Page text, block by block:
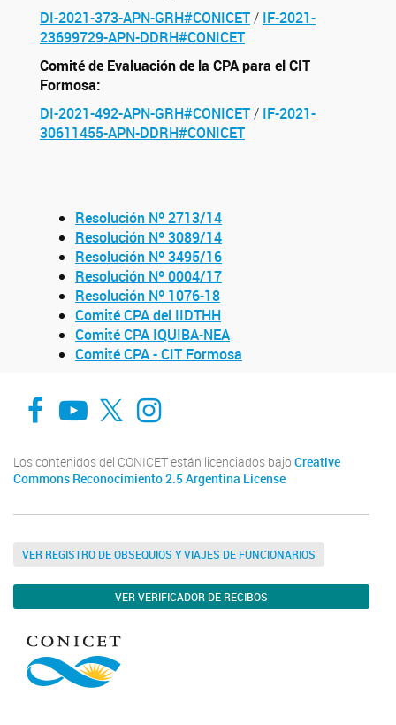
DI-2021-373-APN-GRH#CONICET/ IF-2021-
23699729-APN-DDRH#CONICET
Comité de Evaluación de la CPA para el CIT
Formosa:
DI-2021-492-APN-GRH#CONICET/ IF-2021-
30611455-APN-DDRH#CONICET
Resolución Nº 2713/14
Resolución Nº 3089/14
Resolución Nº 3495/16
Resolución Nº 0004/17
Resolución Nº 1076-18
Comité CPA del IIDTHH
Comité CPA IQUIBA-NEA
Comité CPA - CIT Formosa
Facebook
You TubeTwitterInstagram
Los contenidos del CONICET están licenciados bajo Creative
Commons Reconocimiento 2.5 Argentina License
VER REGISTRO DE OBSEQUIOS Y VIAJES DE FUNCIONARIOS
VER VERIFICADOR DE RECIBOS